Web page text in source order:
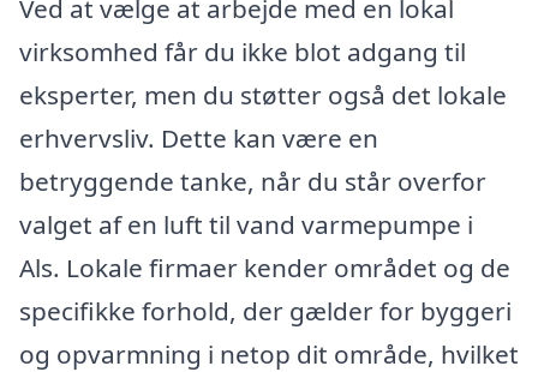
Ved at vælge at arbejde med en lokal
virksomhed får du ikke blot adgang til
eksperter, men du støtter også det lokale
erhvervsliv. Dette kan være en
betryggende tanke, når du står overfor
valget af en luft til vand varmepumpe i
Als. Lokale firmaer kender området og de
specifikke forhold, der gælder for byggeri
og opvarmning i netop dit område, hvilket